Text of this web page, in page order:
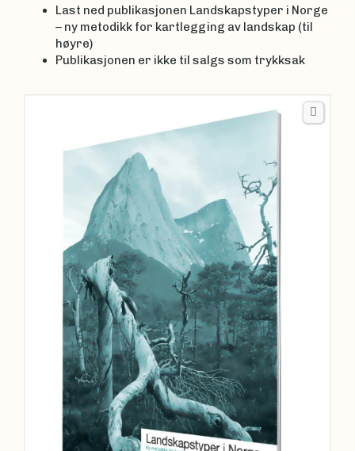
Last ned publikasjonen Landskapstyper i Norge
– ny metodikk for kartlegging av landskap (til
høyre)
Publikasjonen er ikke til salgs som trykksak